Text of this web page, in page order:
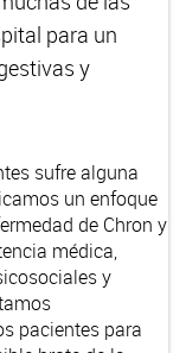
para un
y
sufre alguna
un enfoque
de Chron y
médica,
y
pacientes para